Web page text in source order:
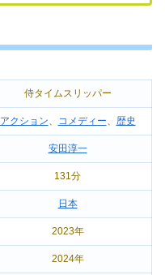
侍タイムスリッパー
アクション、 コメディー、 歴史
安田淳一
131分
日本
2023年
2024年